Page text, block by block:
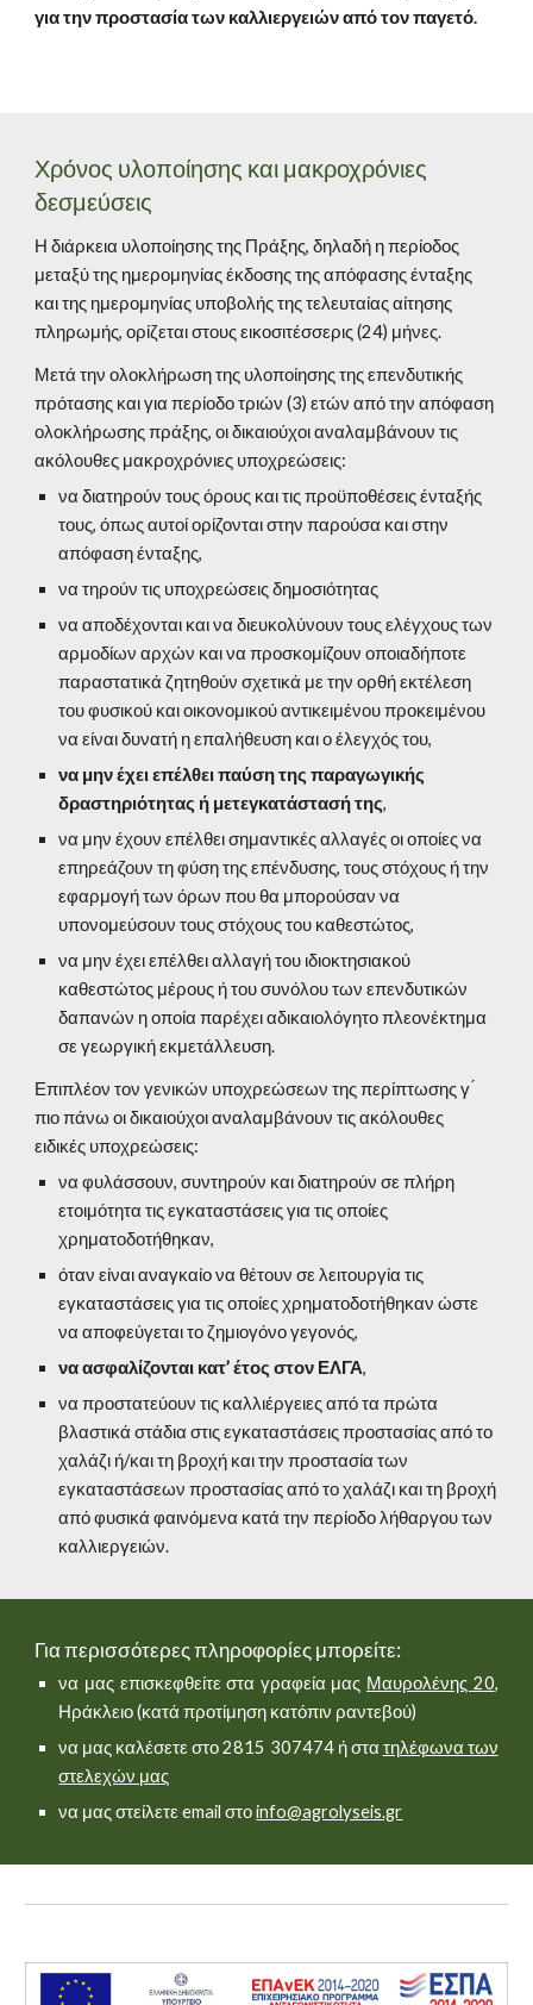
για την προστασία των καλλιεργειών από τον παγετό.
Χρόνος υλοποίησης και μακροχρόνιες
δεσμεύσεις
Η διάρκεια υλοποίησης της Πράξης, δηλαδή η περίοδος
μεταξύ της ημερομηνίας έκδοσης της απόφασης ένταξης
και της ημερομηνίας υποβολής της τελευταίας αίτησης
πληρωμής, ορίζεται στους εικοσιτέσσερις (24) μήνες.
Μετά την ολοκλήρωση της υλοποίησης της επενδυτικής
πρότασης και για περίοδο τριών (3) ετών από την απόφαση
ολοκλήρωσης πράξης, οι δικαιούχοι αναλαμβάνουν τις
ακόλουθες μακροχρόνιες υποχρεώσεις:
να διατηρούν τους όρους και τις προϋποθέσεις ένταξής
τους, όπως αυτοί ορίζονται στην παρούσα και στην
απόφαση ένταξης,
να τηρούν τις υποχρεώσεις δημοσιότητας
να αποδέχονται και να διευκολύνουν τους ελέγχους των
αρμοδίων αρχών και να προσκομίζουν οποιαδήποτε
παραστατικά ζητηθούν σχετικά με την ορθή εκτέλεση
του φυσικού και οικονομικού αντικειμένου προκειμένου
να είναι δυνατή η επαλήθευση και ο έλεγχός του,
να μην έχει επέλθει παύση της παραγωγικής
δραστηριότητας ή μετεγκατάστασή της,
να μην έχουν επέλθει σημαντικές αλλαγές οι οποίες να
επηρεάζουν τη φύση της επένδυσης, τους στόχους ή την
εφαρμογή των όρων που θα μπορούσαν να
υπονομεύσουν τους στόχους του καθεστώτος,
να μην έχει επέλθει αλλαγή του ιδιοκτησιακού
καθεστώτος μέρους ή του συνόλου των επενδυτικών
δαπανών η οποία παρέχει αδικαιολόγητο πλεονέκτημα
σε γεωργική εκμετάλλευση.
Επιπλέον τον γενικών υποχρεώσεων της περίπτωσης γ ́
πιο πάνω οι δικαιούχοι αναλαμβάνουν τις ακόλουθες
ειδικές υποχρεώσεις:
να φυλάσσουν, συντηρούν και διατηρούν σε πλήρη
ετοιμότητα τις εγκαταστάσεις για τις οποίες
χρηματοδοτήθηκαν,
όταν είναι αναγκαίο να θέτουν σε λειτουργία τις
εγκαταστάσεις για τις οποίες χρηματοδοτήθηκαν ώστε
να αποφεύγεται το ζημιογόνο γεγονός,
να ασφαλίζονται κατ’ έτος στον ΕΛΓΑ,
να προστατεύουν τις καλλιέργειες από τα πρώτα
βλαστικά στάδια στις εγκαταστάσεις προστασίας από το
χαλάζι ή/και τη βροχή και την προστασία των
εγκαταστάσεων προστασίας από το χαλάζι και τη βροχή
από φυσικά φαινόμενα κατά την περίοδο λήθαργου των
καλλιεργειών.
Για περισσότερες πληροφορίες μπορείτε:
να μας επισκεφθείτε στα γραφεία μας Μαυρολένης 20,
Ηράκλειο (κατά προτίμηση κατόπιν ραντεβού)
να μας καλέσετε στο 2815 307474 ή στα τηλέφωνα των
στελεχών μας
να μας στείλετε email στοinfo@agrolyseis.gr